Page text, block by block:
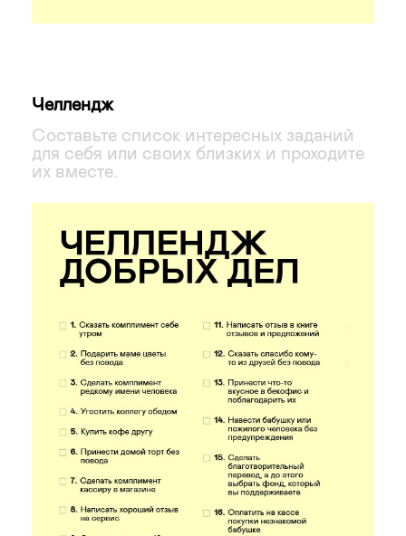
Челлендж
Составьте список интересных заданий
для себя или своих близких и проходите
их вместе.